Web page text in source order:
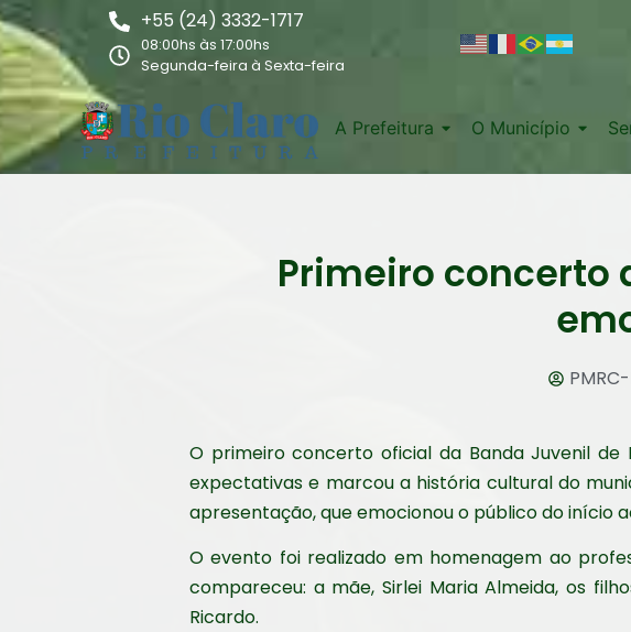
+55 (24) 3332-1717
08:00hs às 17:00hs
Segunda-feira à Sexta-feira
A Prefeitura O Município
Primeiro concerto
O primeiro concerto oficial da Banda Juvenil de
expectativas e marcou a história cultural do
apresentação, que emocionou o público do início
O evento foi realizado em homenagem ao
compareceu: a mãe, Sirlei Maria Almeida, os
Ricardo.